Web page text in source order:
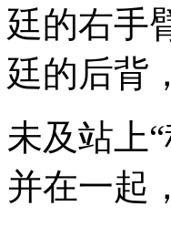
廷的右手
廷的后背
未及站上
并在一起